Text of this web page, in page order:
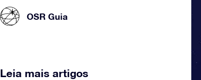
OSR Guia
Leia mais artigos